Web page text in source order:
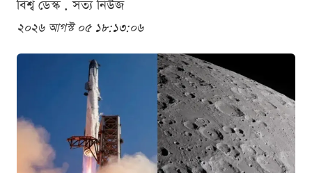
বিশ্ব ডেস্ক . সত্য নিউজ
২০২৬ আগস্ট ০৫ ১৮:১৩:০৬